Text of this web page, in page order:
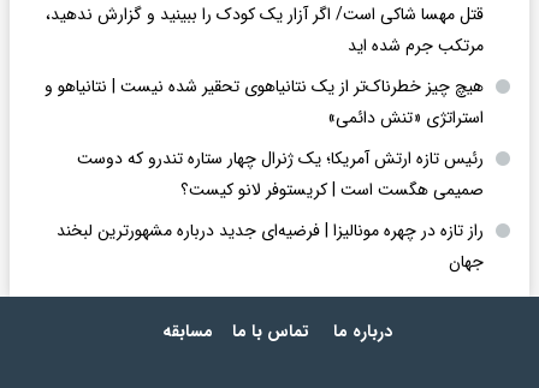
قتل مهسا شاکی است/ اگر آزار یک کودک را ببینید و گزارش ندهید،
مرتکب جرم شده اید
هیچ چیز خطرناک‌تر از یک نتانیاهوی تحقیر شده نیست | نتانیاهو و
استراتژی «تنش دائمی»
رئیس تازه ارتش آمریکا؛ یک ژنرال چهار ستاره تندرو که دوست
صمیمی هگست است | کریستوفر لانو کیست؟
راز تازه در چهره مونالیزا | فرضیه‌ای جدید درباره مشهورترین لبخند
جهان
درباره ما تماس با ما مسابقه